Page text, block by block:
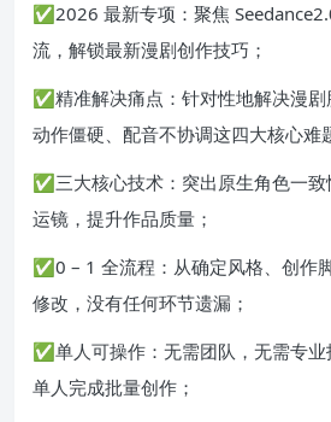
✅2026 最新专项：聚焦
流，解锁最新漫剧创作技巧；
✅精准解决痛点：针对性地解决漫剧
动作僵硬、配音不协调这四大核心难
✅三大核心技术：突出原生角色一
运镜，提升作品质量；
✅0 – 1 全流程：从确定风格、创作
修改，没有任何环节遗漏；
✅单人可操作：无需团队，无需专
单人完成批量创作；